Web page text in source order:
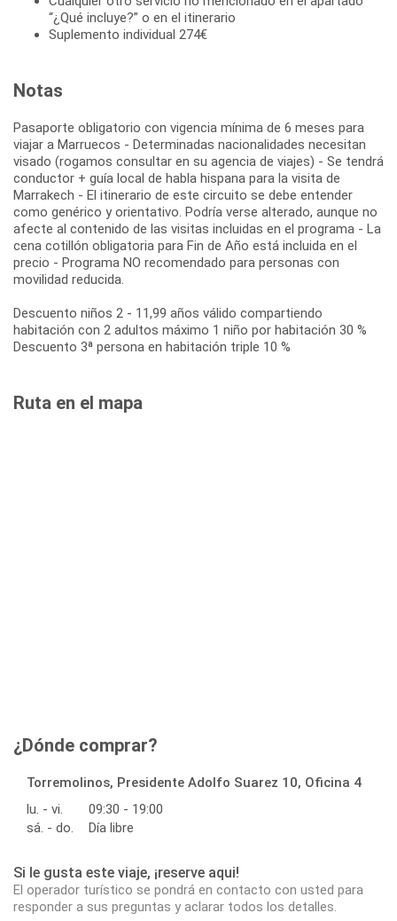
“¿Qué incluye?” o en el itinerario
Suplemento individual 274€
Notas
Pasaporte obligatorio con vigencia mínima de 6 meses para
viajar a Marruecos - Determinadas nacionalidades necesitan
visado (rogamos consultar en su agencia de viajes) - Se tendrá
conductor + guía local de habla hispana para la visita de
Marrakech - El itinerario de este circuito se debe entender
como genérico y orientativo. Podría verse alterado, aunque no
afecte al contenido de las visitas incluidas en el programa - La
cena cotillón obligatoria para Fin de Año está incluida en el
precio - Programa NO recomendado para personas con
movilidad reducida.
Descuento niños 2 - 11,99 años válido compartiendo
habitación con 2 adultos máximo 1 niño por habitación 30 %
Descuento 3ª persona en habitación triple 10 %
Ruta en el mapa
¿Dónde comprar?
Torremolinos, Presidente Adolfo Suarez 10, Oficina 4
lu. - vi.
09:30 - 19:00
sá. - do.
Día libre
Si le gusta este viaje, ¡reserve aqui!
El operador turístico se pondrá en contacto con usted para
responder a sus preguntas y aclarar todos los detalles.